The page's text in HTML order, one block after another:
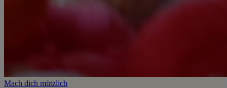
Mach dich mützlich